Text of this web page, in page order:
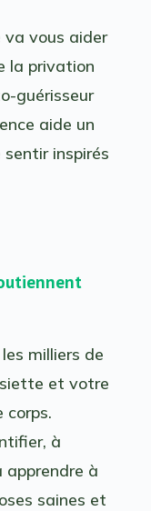
vous aider
la privation
guérisseur
aide un
inspirés
milliers de
et votre
corps.
à
à
saines et